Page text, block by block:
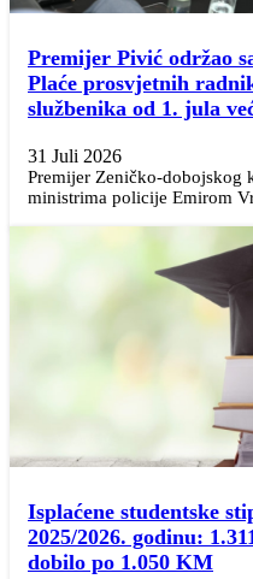
Premijer Pivić održao
Plaće prosvjetnih
službenika od 1. jula
31 Juli 2026
Premijer Zeničko-dobojskog
ministrima policije Emirom
Isplaćene studentske
2025/2026. godinu:
dobilo po 1.050 KM